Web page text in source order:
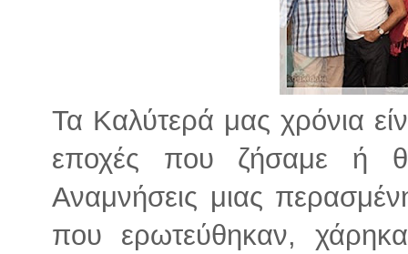
Τα Καλύτερά μας χρόνια
εποχές που ζήσαμε ή
Αναμνήσεις μιας
που ερωτεύθηκαν,